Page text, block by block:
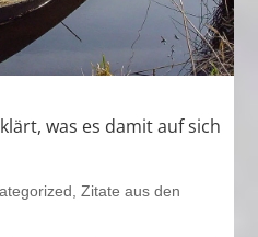
was es damit auf sich
,Zitate aus den